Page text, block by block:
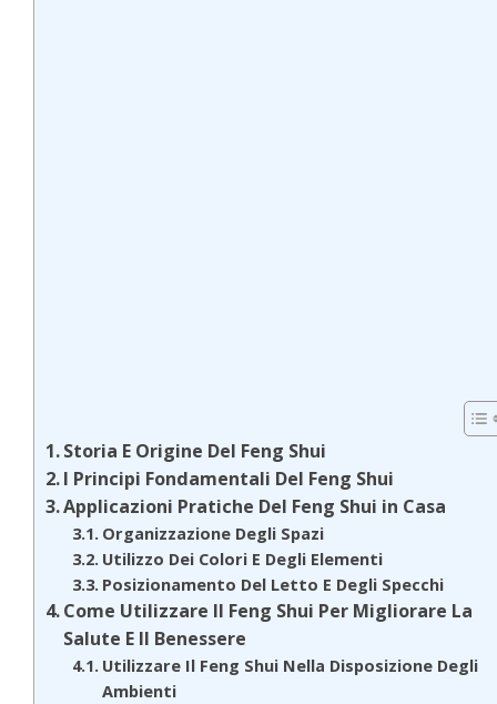
Storia E Origine Del Feng Shui
I Principi Fondamentali Del Feng Shui
Applicazioni Pratiche Del Feng Shui in Casa
Organizzazione Degli Spazi
Utilizzo Dei Colori E Degli Elementi
Posizionamento Del Letto E Degli Specchi
Come Utilizzare Il Feng Shui Per Migliorare La
Salute E Il Benessere
Utilizzare Il Feng Shui Nella Disposizione Degli
Ambienti